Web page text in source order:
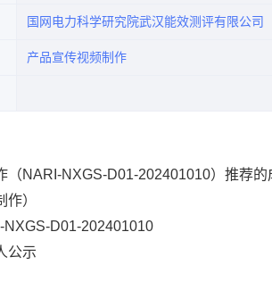
国网电力科学研究院武汉能效测评有限公司
产品宣传视频制作
（NARI-NXGS-D01-202401010）推荐的
作）
NXGS-D01-202401010
公示